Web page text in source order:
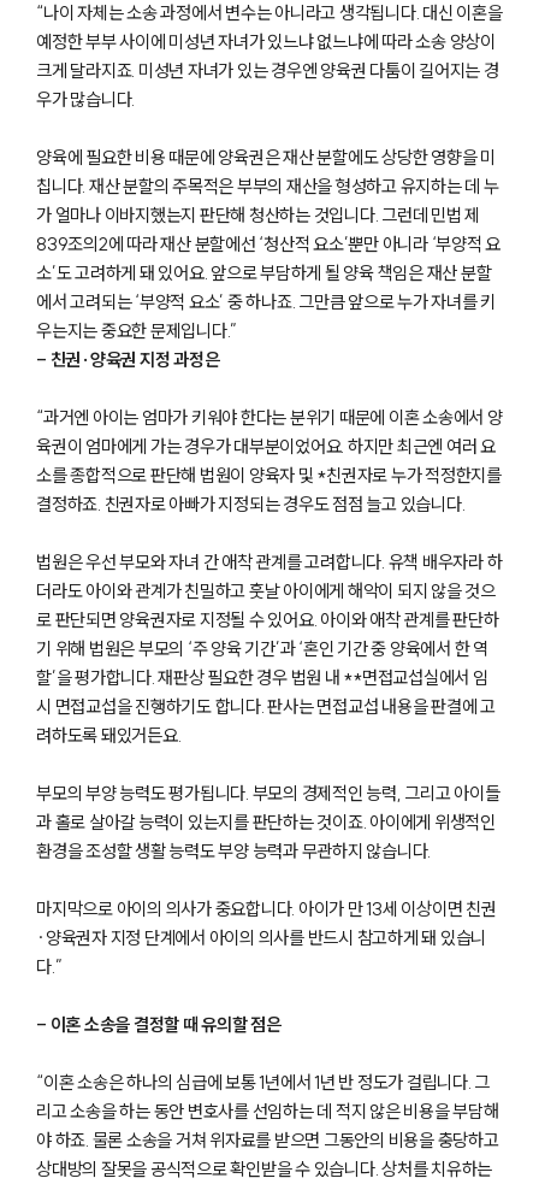
부소개
대륜의 강점
고객의 소리
AI대륜
업무사례
“나이 자체는 소송 과정에서 변수는 아니라고 생각됩니다. 대신 이혼을
예정한 부부 사이에 미성년 자녀가 있느냐 없느냐에 따라 소송 양상이
크게 달라지죠. 미성년 자녀가 있는 경우엔 양육권 다툼이 길어지는 경
우가 많습니다.
양육에 필요한 비용 때문에 양육권은 재산 분할에도 상당한 영향을 미
칩니다. 재산 분할의 주목적은 부부의 재산을 형성하고 유지하는 데 누
가 얼마나 이바지했는지 판단해 청산하는 것입니다. 그런데 민법 제
839조의2에 따라 재산 분할에선 ‘청산적 요소’뿐만 아니라 ‘부양적 요
소’도 고려하게 돼 있어요. 앞으로 부담하게 될 양육 책임은 재산 분할
에서 고려되는 ‘부양적 요소’ 중 하나죠. 그만큼 앞으로 누가 자녀를 키
우는지는 중요한 문제입니다.”
- 친권·양육권 지정 과정은
“과거엔 아이는 엄마가 키워야 한다는 분위기 때문에 이혼 소송에서 양
육권이 엄마에게 가는 경우가 대부분이었어요. 하지만 최근엔 여러 요
소를 종합적으로 판단해 법원이 양육자 및 *친권자로 누가 적정한지를
결정하죠. 친권자로 아빠가 지정되는 경우도 점점 늘고 있습니다.
법원은 우선 부모와 자녀 간 애착 관계를 고려합니다. 유책 배우자라 하
더라도 아이와 관계가 친밀하고 훗날 아이에게 해악이 되지 않을 것으
로 판단되면 양육권자로 지정될 수 있어요. 아이와 애착 관계를 판단하
기 위해 법원은 부모의 ‘주 양육 기간’과 ‘혼인 기간 중 양육에서 한 역
할’을 평가합니다. 재판상 필요한 경우 법원 내 **면접교섭실에서 임
시 면접교섭을 진행하기도 합니다. 판사는 면접교섭 내용을 판결에 고
려하도록 돼있거든요.
부모의 부양 능력도 평가됩니다. 부모의 경제적인 능력, 그리고 아이들
과 홀로 살아갈 능력이 있는지를 판단하는 것이죠. 아이에게 위생적인
환경을 조성할 생활 능력도 부양 능력과 무관하지 않습니다.
마지막으로 아이의 의사가 중요합니다. 아이가 만 13세 이상이면 친권
·양육권자 지정 단계에서 아이의 의사를 반드시 참고하게 돼 있습니
다.”
- 이혼 소송을 결정할 때 유의할 점은
“이혼 소송은 하나의 심급에 보통 1년에서 1년 반 정도가 걸립니다. 그
리고 소송을 하는 동안 변호사를 선임하는 데 적지 않은 비용을 부담해
야 하죠. 물론 소송을 거쳐 위자료를 받으면 그동안의 비용을 충당하고
상대방의 잘못을 공식적으로 확인받을 수 있습니다. 상처를 치유하는